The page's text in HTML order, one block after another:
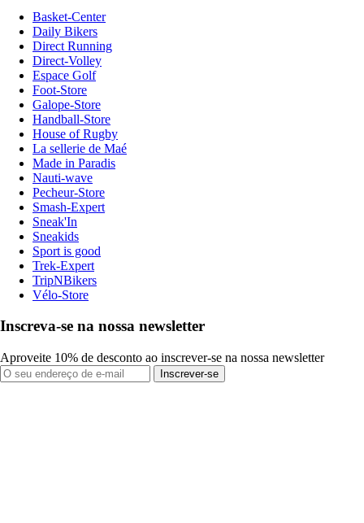
Basket-Center
Daily Bikers
Direct Running
Direct-Volley
Espace Golf
Foot-Store
Galope-Store
Handball-Store
House of Rugby
La sellerie de Maé
Made in Paradis
Nauti-wave
Pecheur-Store
Smash-Expert
Sneak'In
Sneakids
Sport is good
Trek-Expert
TripNBikers
Vélo-Store
Inscreva-se na nossa newsletter
Aproveite 10% de desconto ao inscrever-se na nossa newsletter
Inscrever-se